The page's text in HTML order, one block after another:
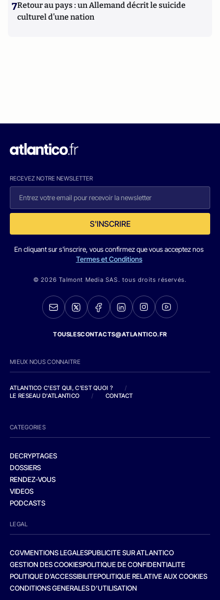
7Retour au pays : un Allemand décrit le suicide
culturel d’une nation
RECEVEZ NOTRE NEWSLETTER
S'INSCRIRE
En cliquant sur s'inscrire, vous confirmez que vous acceptez nos
Termes et Conditions
© 2026 Talmont Media SAS. tous droits réservés.
TOUSLESCONTACTS@ATLANTICO.FR
MIEUX NOUS CONNAITRE
ATLANTICO C'EST QUI, C'EST QUOI ?
/
LE RESEAU D'ATLANTICO
/ CONTACT
CATEGORIES
DECRYPTAGES
DOSSIERS
RENDEZ-VOUS
VIDEOS
PODCASTS
LEGAL
CGVMENTIONS LEGALESPUBLICITE SUR ATLANTICO
GESTION DES COOKIESPOLITIQUE DE CONFIDENTIALITE
POLITIQUE D’ACCESSIBILITEPOLITIQUE RELATIVE AUX COOKIES
CONDITIONS GENERALES D’UTILISATION